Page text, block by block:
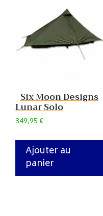
Six Moon Designs
Lunar Solo
349,95€
Ajouter au
panier